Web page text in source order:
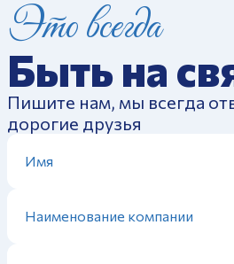
Это всегда
Быть на
Пишите нам, мы всегда
дорогие друзья